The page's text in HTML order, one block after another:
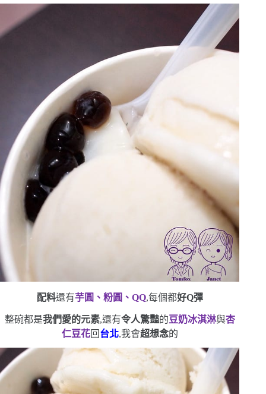
配料還有芋圓、粉圓、 QQ,每個都好Q彈
整碗都是我們愛的元素,還有令人驚豔的豆奶冰淇淋與杏
仁豆花回 台北,我會超想念的